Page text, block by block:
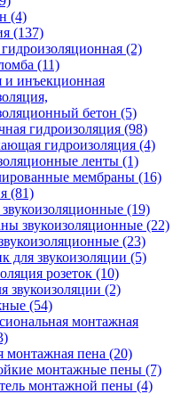
(4)
(137)
(2)
(11)
инъекционная
бетон (5)
гидроизоляция (98)
гидроизоляция (4)
ленты (1)
мембраны (16)
(81)
(19)
звукоизоляционные (22)
(23)
для звукоизоляции (5)
розеток (10)
звукоизоляции (2)
(54)
монтажная
монтажная пена (20)
монтажные пены (7)
монтажной пены (4)